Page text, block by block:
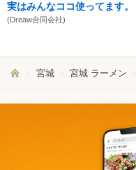
実はみんなココ使ってます。
(Dreaw合同会社)
宮城 宮城 ラーメン